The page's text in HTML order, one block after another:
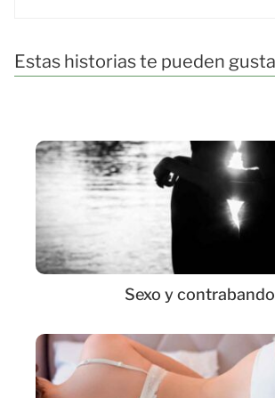
Estas historias te pueden
Sexo y contrabando